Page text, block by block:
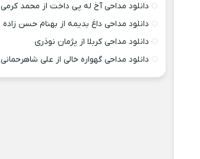
دانلود مداحی آخ له پی داخت از محمد کرمی
دانلود مداحی داغ بدیمه از بهنام حسن زاده
دانلود مداحی کربلا از پژمان نوذری
دانلود مداحی گهواره خالی از علی شاهرحمانی